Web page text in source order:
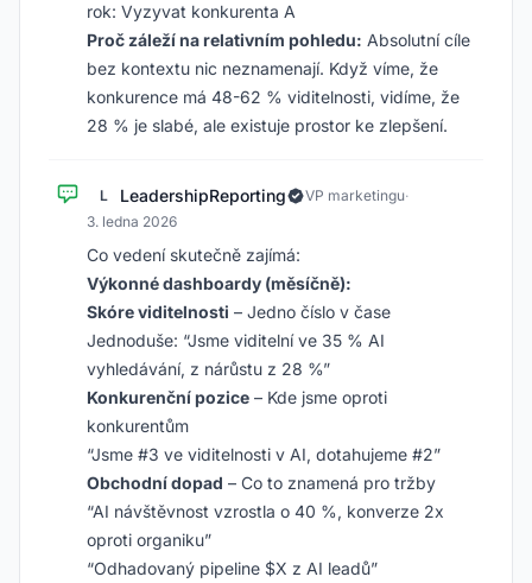
rok: Vyzyvat konkurenta A
Proč záleží na relativním pohledu: Absolutní cíle
bez kontextu nic neznamenají. Když víme, že
konkurence má 48-62 % viditelnosti, vidíme, že
28 % je slabé, ale existuje prostor ke zlepšení.
L LeadershipReporting VP marketingu·
3. ledna 2026
Co vedení skutečně zajímá:
Výkonné dashboardy (měsíčně):
Skóre viditelnosti – Jedno číslo v čase
Jednoduše: “Jsme viditelní ve 35 % AI
vyhledávání, z nárůstu z 28 %”
Konkurenční pozice – Kde jsme oproti
konkurentům
“Jsme #3 ve viditelnosti v AI, dotahujeme #2”
Obchodní dopad – Co to znamená pro tržby
“AI návštěvnost vzrostla o 40 %, konverze 2x
oproti organiku”
“Odhadovaný pipeline $X z AI leadů”